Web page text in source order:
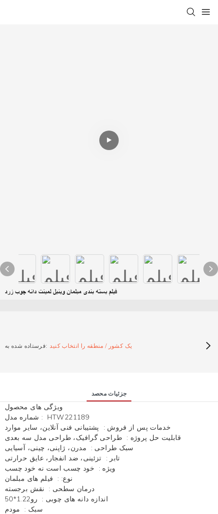
فیلم بسته بندی مبلمان وینیل لمینت دانه چوب زرد
فرستاده شده به: یک کشور / منطقه را انتخاب کنید
جزئیات محصد
ویژگی های محصول
:
HTW221189
خدمات پس از فروش :
پشتیبانی فنی آنلاین، سایر موارد
قابلیت حل پروژه : طراحی گرافیک، طراحی مدل سه بعدی
سبک طراحی :
مدرن، ژاپنی، چینی، آسیایی
تابر :
تزئینی، ضد انفجار، عایق حرارتی
ویژه :
خود چسب است نه خود چسب
نوع: :
فیلم های مبلمان
درمان سطحی :
نقش برجسته
اندازه دانه های چوبی :
رو1.22*50
سبک :
مودم